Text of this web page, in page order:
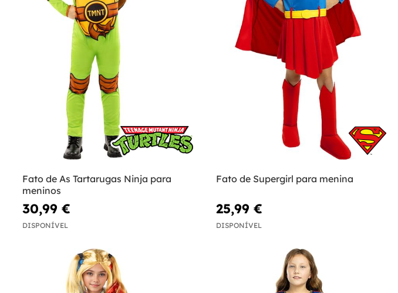
Fato de As Tartarugas Ninja para
meninos
30,99 €
DISPONÍVEL
Fato de Supergirl para menina
25,99 €
DISPONÍVEL